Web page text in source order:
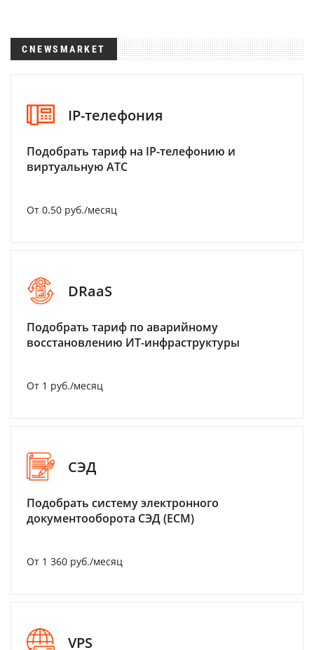
CNEWSMARKET
IP-телефония
Подобрать тариф на IP-телефонию и
виртуальную АТС
От 0.50 руб./месяц
DRaaS
Подобрать тариф по аварийному
восстановлению ИТ-инфраструктуры
От 1 руб./месяц
СЭД
Подобрать систему электронного
документооборота СЭД (ECM)
От 1 360 руб./месяц
VPS